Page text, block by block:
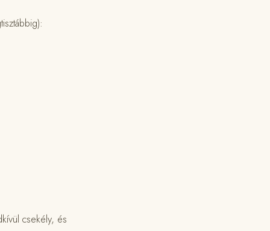
csekély, és